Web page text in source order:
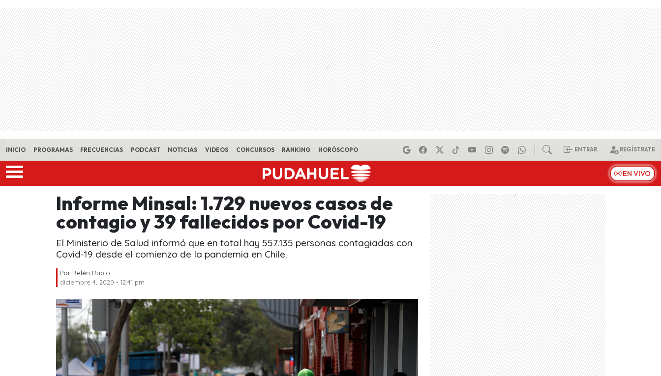
Skip to main content
INICIO PROGRAMAS FRECUENCIAS PODCAST NOTICIAS VIDEOS CONCURSOS RANKING HORÓSCOPO ENTRAR REGÍSTRATE
EN VIVO
Informe Minsal: 1.729 nuevos casos de
contagio y 39 fallecidos por Covid-19
El Ministerio de Salud informó que en total hay 557.135 personas contagiadas con
Covid-19 desde el comienzo de la pandemia en Chile.
Por Belén Rubio
diciembre 4, 2020 - 12:41 pm